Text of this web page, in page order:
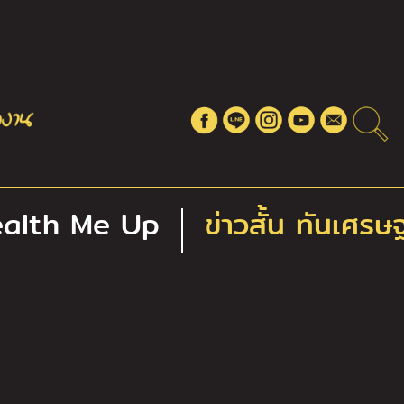
Me Up ข่าวสั้น ทันเศร